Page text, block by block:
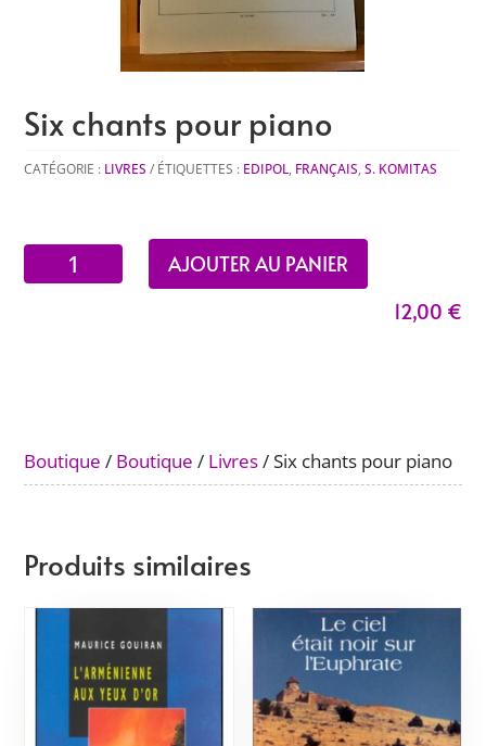
Six chants pour piano
CATÉGORIE : LIVRES ÉTIQUETTES : EDIPOL, FRANÇAIS,S. KOMITAS
quantité
de
AJOUTER AU PANIER
12,00 €
Boutique / Boutique / Livres/ Six chants pour piano
Produits similaires